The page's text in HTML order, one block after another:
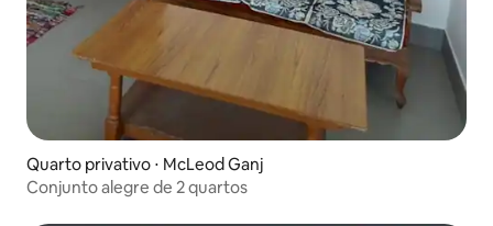
Quarto privativo ⋅ McLeod Ganj
Conjunto alegre de 2 quartos